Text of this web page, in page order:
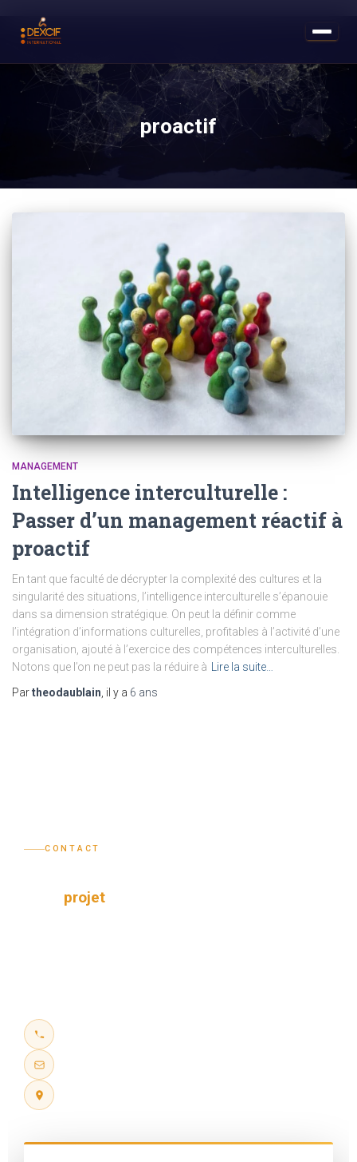
proactif
MANAGEMENT
Intelligence interculturelle :
Passer d’un management réactif à
proactif
En tant que faculté de décrypter la complexité des cultures et la
singularité des situations, l’intelligence interculturelle s’épanouie
dans sa dimension stratégique. On peut la définir comme
l’intégration d’informations culturelles, profitables à l’activité d’une
organisation, ajouté à l’exercice des compétences interculturelles.
Notons que l’on ne peut pas la réduire à
Lire la suite…
Partheodaublain , il y a 6 ans
CONTACT
projet